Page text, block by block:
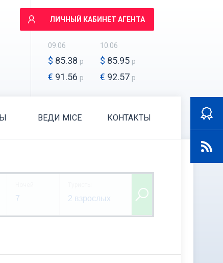
ЛИЧНЫЙ КАБИНЕТ АГЕНТА
09.06
$ 85.38 р
€ 91.56 р
10.06
$ 85.95 р
€ 92.57 р
ВЕДИ MICE КОНТАКТЫ
7 2 взрослых